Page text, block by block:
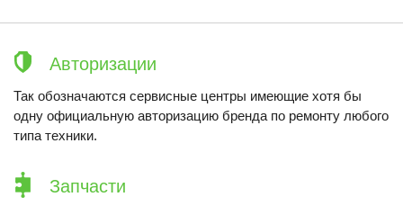
Авторизации
Так обозначаются сервисные центры имеющие хотя бы
одну официальную авторизацию бренда по ремонту любого
типа техники.
Запчасти